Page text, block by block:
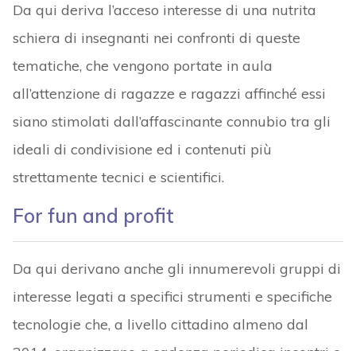
Da qui deriva l’acceso interesse di una nutrita
schiera di insegnanti nei confronti di queste
tematiche, che vengono portate in aula
all’attenzione di ragazze e ragazzi affinché essi
siano stimolati dall’affascinante connubio tra gli
ideali di condivisione ed i contenuti più
strettamente tecnici e scientifici.
For fun and profit
Da qui derivano anche gli innumerevoli gruppi di
interesse legati a specifici strumenti e specifiche
tecnologie che, a livello cittadino almeno dal